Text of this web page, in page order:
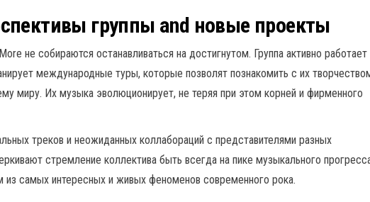
группы and новые проекты
не собираются останавливаться на достигнутом. Группа активно работает
международные туры, которые позволят познакомить с их
миру. Их музыка эволюционирует, не теряя при этом корней и фирменного
треков и неожиданных коллабораций с представителями разных
стремление коллектива быть всегда на пике музыкального
из самых интересных и живых феноменов современного рока.